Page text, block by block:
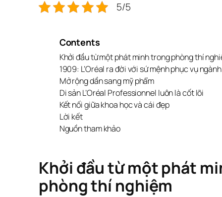
5/5
Contents
Khởi đầu từ một phát minh trong phòng thí
1909: L’Oréal ra đời với sứ mệnh phục vụ
Mở rộng dần sang mỹ phẩm
Di sản L’Oréal Professionnel luôn là cốt lõi
Kết nối giữa khoa học và cái đẹp
Lời kết
Nguồn tham khảo
Khởi đầu từ một phát
phòng thí nghiệm